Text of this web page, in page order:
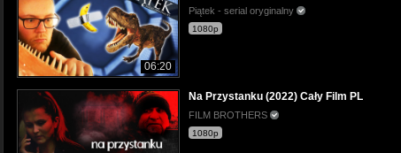
06:20
Piątek - serial oryginalny
1080p
Na Przystanku (2022) Cały Film PL
FILM BROTHERS
1080p